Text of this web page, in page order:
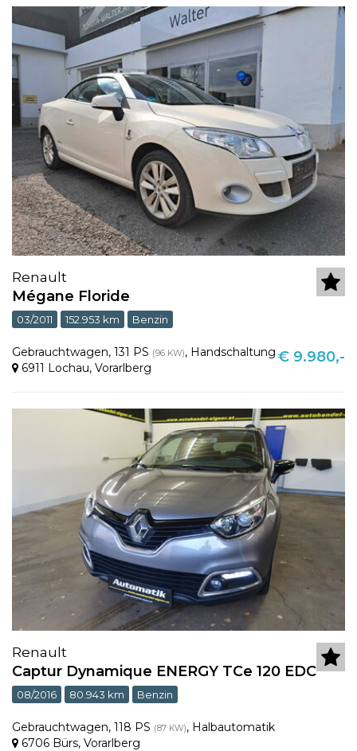
Renault
Mégane Floride
03/2011 152.953 km Benzin
Gebrauchtwagen, 131 PS (96 KW), Handschaltung
6911 Lochau, Vorarlberg
€ 9.980,-
Renault
Captur Dynamique ENERGY TCe 120 EDC
08/2016 80.943 km Benzin
Gebrauchtwagen, 118 PS (87 KW), Halbautomatik
6706 Bürs, Vorarlberg